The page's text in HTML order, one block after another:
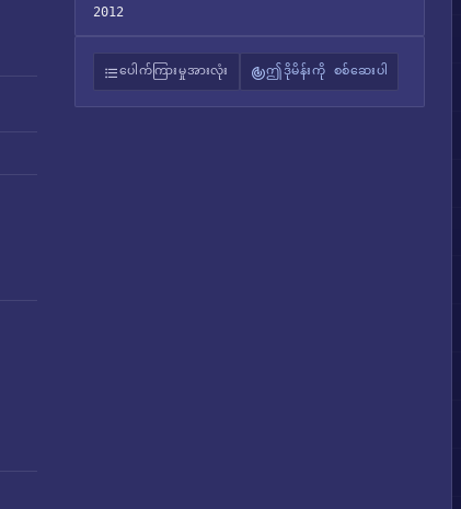
2012
ပေါက်ကြားမှုအားလုံး ဤဒိုမိန်းကို စစ်ဆေးပါ